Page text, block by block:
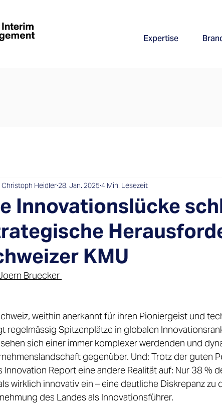
Expertise
Innovationslücke
KMU
Christoph Heidler 28. Jan. 2025 4 Min. Lesezeit
Bruecker
weithin anerkannt für ihren Pioniergeist und
regelmässig Spitzenplätze in globalen
sich einer immer komplexer werdenden und
gegenüber. Und: Trotz der guten
Innovation Report eine andere Realität auf: Nur 38 %
wirklich innovativ ein – eine deutliche Diskrepanz zu
des Landes als Innovationsführer.